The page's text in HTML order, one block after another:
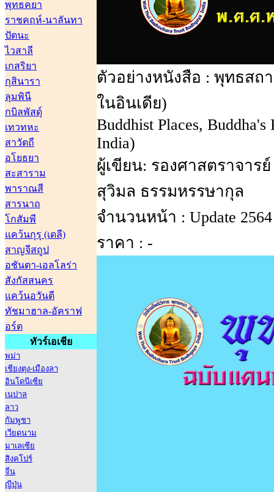
พุทธคยา
ราชคฤห์-นาลันทา
ปัตนะ
ไวสาลี
เกสริยา
กุสินารา
ลุมพินี
กบิลพัสดุ์
เทวทหะ
สาวัตถี
อโยธยา
สะสาราม
พาราณสี
สารนาถ
โกสัมพี
แคว้นกุรุ (เดลี)
สาญจีสถูป
อชันตา-เอลโลร่า
สังกัสสนคร
แคว้นอวันตี
ทัชมาฮาล-อัคราฟ
อร์ต
ทัวร์เอเชีย
พม่า
เชียงตุง-เมืองลา
อินโดนีเซีย
เนปาล
ลาว
กัมพูชา
เวียดนาม
มาเลเซีย
สิงคโปร์
จีน
ญีปุ่น
ตัวอย่างหนังสือ : พุทธสถ
ในอินเดีย)
Buddhist Places,
India)
ผู้เขียน: รองศาสตราจา
สุวิมล ธรรมหรรษากุล
จำนวนหน้า : Update
ราคา : -